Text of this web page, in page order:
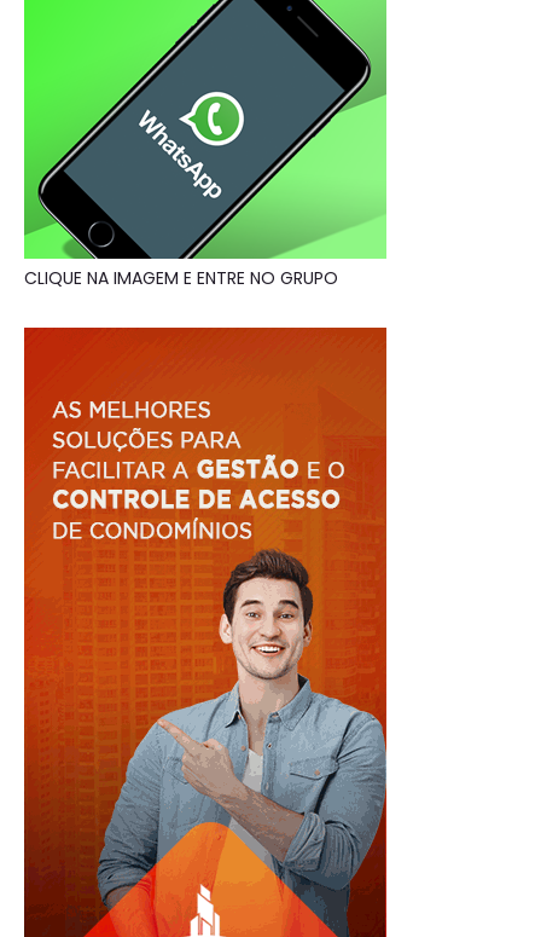
CLIQUE NA IMAGEM E ENTRE NO GRUPO